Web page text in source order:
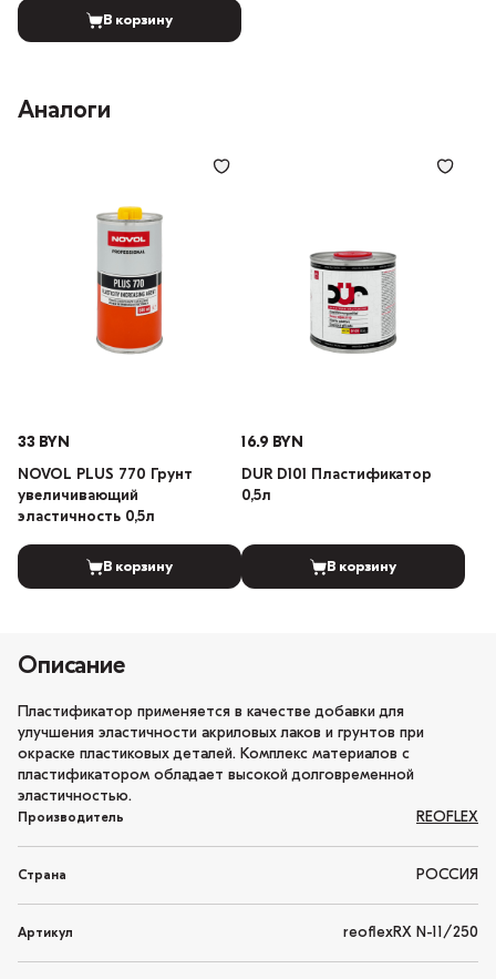
В корзину
Аналоги
33 BYN
NOVOL PLUS 770 Грунт
увеличивающий
эластичность 0,5л
В корзину
16.9 BYN
DUR D101 Пластификатор
0,5л
В корзину
Описание
Пластификатор применяется в качестве добавки для
улучшения эластичности акриловых лаков и грунтов при
окраске пластиковых деталей. Комплекс материалов с
пластификатором обладает высокой долговременной
эластичностью.
Производитель REOFLEX
Страна РОССИЯ
Артикул reoflexRX N-11/250